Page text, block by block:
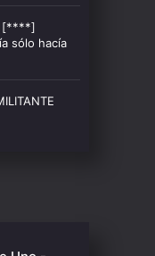
[****]
sólo hacía